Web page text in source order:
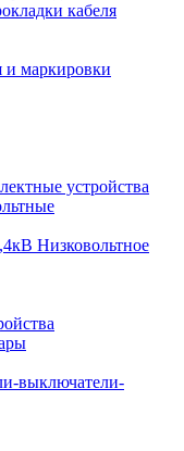
кабеля
и маркировки
устройства
Низковольтное
выключатели-